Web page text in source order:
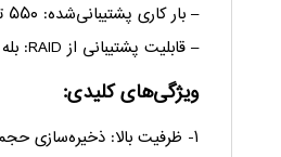
– بار کاری پشتیبانی‌شده: ۵۵۰ ترابایت در سال
– قابلیت پشتیبانی از RAID: بله
ویژگی‌های کلیدی:
۱- ظرفیت بالا: ذخیره‌سازی حجم